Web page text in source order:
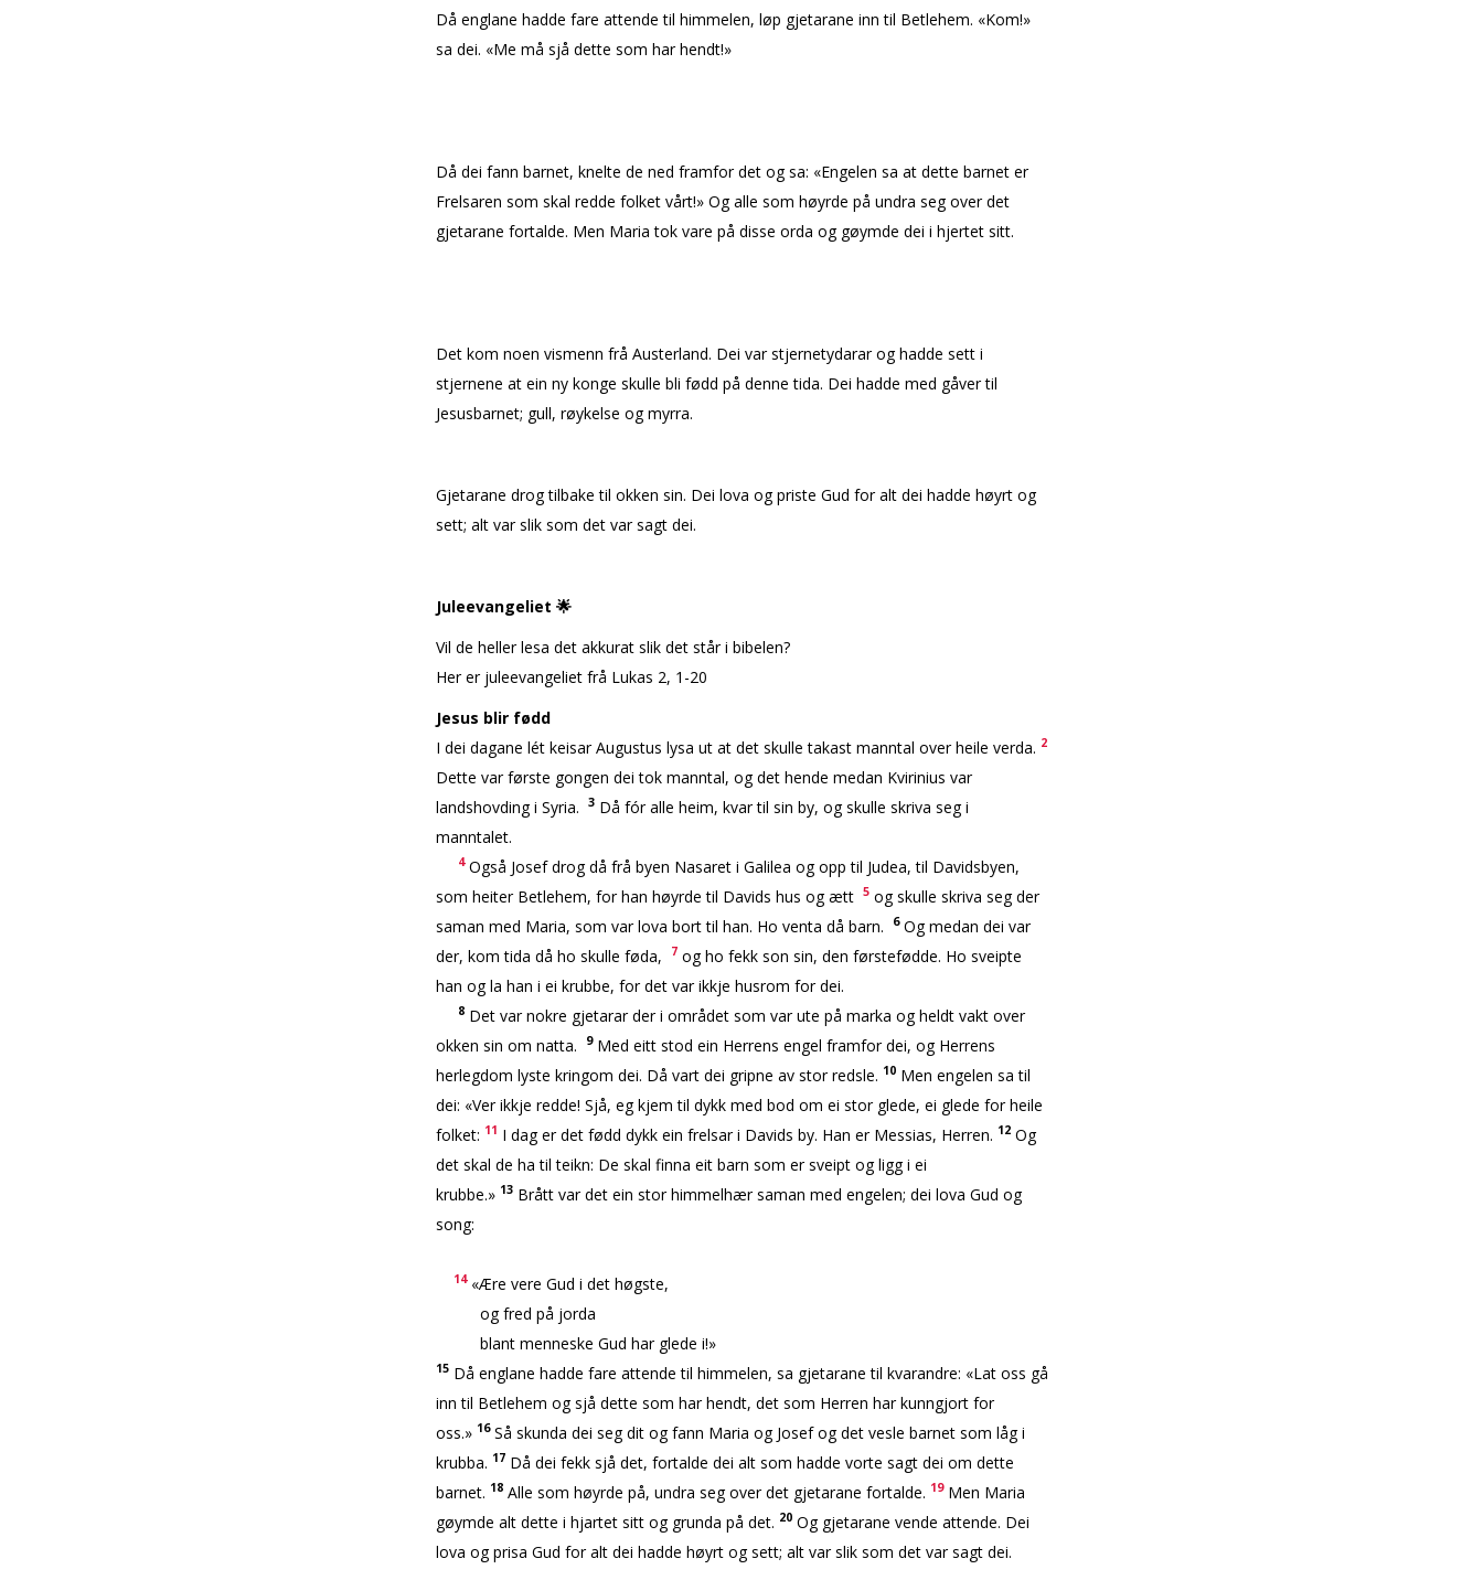
Då englane hadde fare attende til himmelen, løp gjetarane inn til Betlehem. «Kom!»
sa dei. «Me må sjå dette som har hendt!»
Då dei fann barnet, knelte de ned framfor det og sa: «Engelen sa at dette barnet er
Frelsaren som skal redde folket vårt!» Og alle som høyrde på undra seg over det
gjetarane fortalde. Men Maria tok vare på disse orda og gøymde dei i hjertet sitt.
Det kom noen vismenn frå Austerland. Dei var stjernetydarar og hadde sett i
stjernene at ein ny konge skulle bli fødd på denne tida. Dei hadde med gåver til
Jesusbarnet; gull, røykelse og myrra.
Gjetarane drog tilbake til flokken sin. Dei lova og priste Gud for alt dei hadde høyrt og
sett; alt var slik som det var sagt dei.
Juleevangeliet 🌟
Vil de heller lesa det akkurat slik det står i bibelen?
Her er juleevangeliet frå Lukas 2, 1-20
Jesus blir fødd
I dei dagane lét keisar Augustus lysa ut at det skulle takast manntal over heile verda. 2
Dette var første gongen dei tok manntal, og det hende medan Kvirinius var
landshovding i Syria.
3Då fór alle heim, kvar til sin by, og skulle skriva seg i
manntalet.
4Også Josef drog då frå byen Nasaret i Galilea og opp til Judea, til Davidsbyen,
som heiter Betlehem, for han høyrde til Davids hus og ætt 5og skulle skriva seg der
saman med Maria, som var lova bort til han. Ho venta då barn.
6Og medan dei var
der, kom tida då ho skulle føda,
7og ho fekk son sin, den førstefødde. Ho sveipte
han og la han i ei krubbe, for det var ikkje husrom for dei.
8Det var nokre gjetarar der i området som var ute på marka og heldt vakt over
flokken sin om natta.
9Med eitt stod ein Herrens engel framfor dei, og Herrens
herlegdom lyste kringom dei. Då vart dei gripne av stor redsle. 10Men engelen sa til
dei: «Ver ikkje redde! Sjå, eg kjem til dykk med bod om ei stor glede, ei glede for heile
folket: 11 I dag er det fødd dykk ein frelsar i Davids by. Han er Messias, Herren. 12Og
det skal de ha til teikn: De skal finna eit barn som er sveipt og ligg i ei
krubbe.» 13Brått var det ein stor himmelhær saman med engelen; dei lova Gud og
song:
14«Ære vere Gud i det høgste,
og fred på jorda
blant menneske Gud har glede i!»
15Då englane hadde fare attende til himmelen, sa gjetarane til kvarandre: «Lat oss gå
inn til Betlehem og sjå dette som har hendt, det som Herren har kunngjort for
oss.» 16Så skunda dei seg dit og fann Maria og Josef og det vesle barnet som låg i
krubba. 17Då dei fekk sjå det, fortalde dei alt som hadde vorte sagt dei om dette
barnet. 18Alle som høyrde på, undra seg over det gjetarane fortalde. 19Men Maria
gøymde alt dette i hjartet sitt og grunda på det. 20Og gjetarane vende attende. Dei
lova og prisa Gud for alt dei hadde høyrt og sett; alt var slik som det var sagt dei.